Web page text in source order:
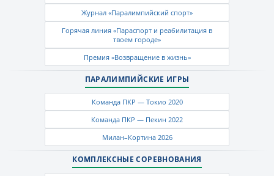
Журнал «Паралимпийский спорт»
Горячая линия «Параспорт и реабилитация в
твоем городе»
Премия «Возвращение в жизнь»
ПАРАЛИМПИЙСКИЕ ИГРЫ
Команда ПКР — Токио 2020
Команда ПКР — Пекин 2022
Милан–Кортина 2026
КОМПЛЕКСНЫЕ СОРЕВНОВАНИЯ